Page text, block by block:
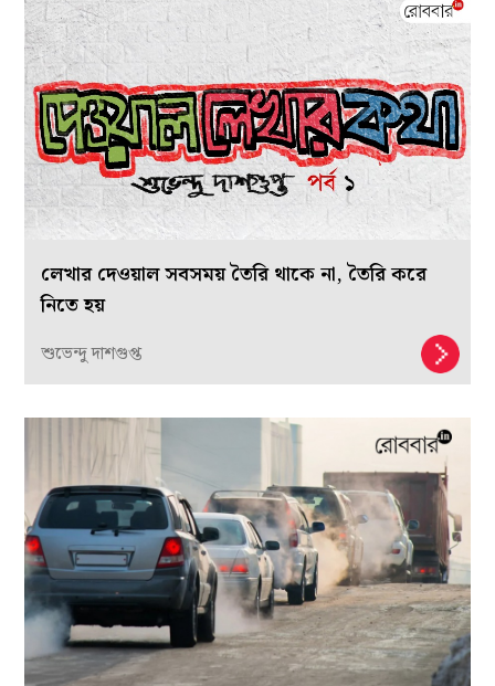
লেখার দেওয়াল সবসময় তৈরি থাকে না, তৈরি করে
নিতে হয়
শুভেন্দু দাশগুপ্ত